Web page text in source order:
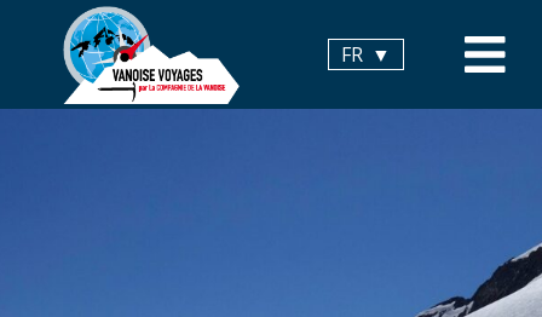
FR
Panneau de gestion des cookies